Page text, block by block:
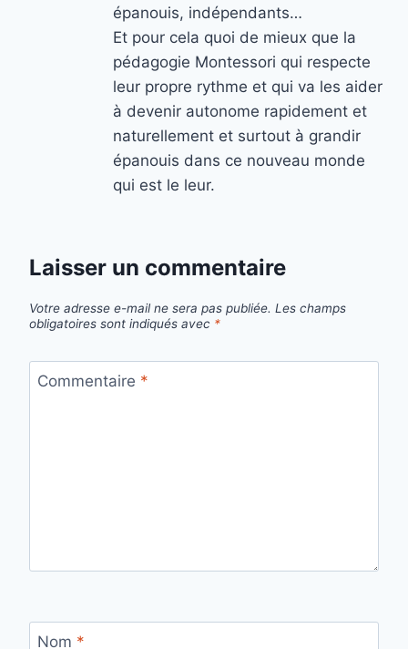
épanouis, indépendants…
Et pour cela quoi de mieux que la
pédagogie Montessori qui respecte
leur propre rythme et qui va les aider
à devenir autonome rapidement et
naturellement et surtout à grandir
épanouis dans ce nouveau monde
qui est le leur.
Laisser un commentaire
Votre adresse e-mail ne sera pas publiée. Les champs
obligatoires sont indiqués avec *
Commentaire *
Nom *